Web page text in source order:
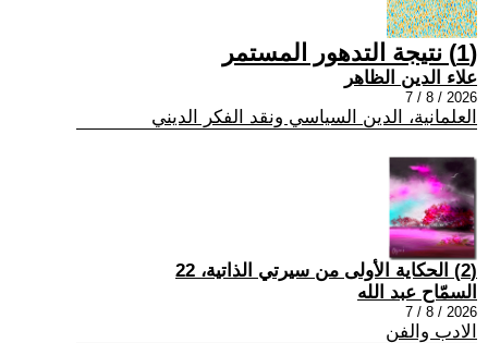
(1) نتيجة التدهور المستمر
علاء الدين الظاهر
2026 / 8 / 7
العلمانية، الدين السياسي ونقد الفكر الديني
(2) الحكاية الأولى من سيرتي الذاتية، 22
السمّاح عبد الله
2026 / 8 / 7
الادب والفن